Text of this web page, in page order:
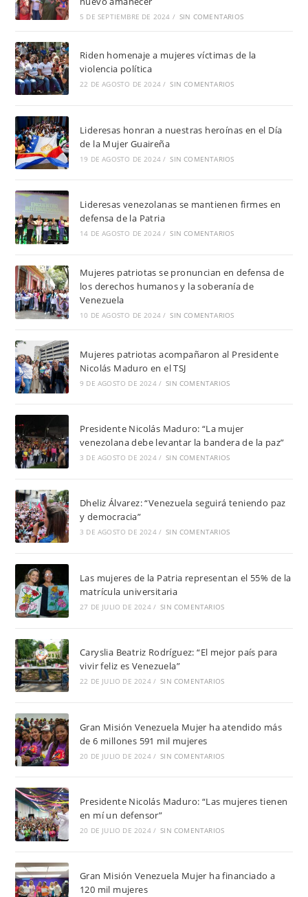
5 DE SEPTIEMBRE DE 2024 / SIN COMENTARIOS
Riden homenaje a mujeres víctimas de la
violencia política
22 DE AGOSTO DE 2024 / SIN COMENTARIOS
Lideresas honran a nuestras heroínas en el Día
de la Mujer Guaireña
19 DE AGOSTO DE 2024 / SIN COMENTARIOS
Lideresas venezolanas se mantienen firmes en
defensa de la Patria
14 DE AGOSTO DE 2024 / SIN COMENTARIOS
Mujeres patriotas se pronuncian en defensa de
los derechos humanos y la soberanía de
Venezuela
10 DE AGOSTO DE 2024 / SIN COMENTARIOS
Mujeres patriotas acompañaron al Presidente
Nicolás Maduro en el TSJ
9 DE AGOSTO DE 2024 / SIN COMENTARIOS
Presidente Nicolás Maduro: “La mujer
venezolana debe levantar la bandera de la paz”
3 DE AGOSTO DE 2024 / SIN COMENTARIOS
Dheliz Álvarez: “Venezuela seguirá teniendo paz
y democracia”
3 DE AGOSTO DE 2024 / SIN COMENTARIOS
Las mujeres de la Patria representan el 55% de la
matrícula universitaria
27 DE JULIO DE 2024 / SIN COMENTARIOS
Caryslia Beatriz Rodríguez: “El mejor país para
vivir feliz es Venezuela”
22 DE JULIO DE 2024 / SIN COMENTARIOS
Gran Misión Venezuela Mujer ha atendido más
de 6 millones 591 mil mujeres
20 DE JULIO DE 2024 / SIN COMENTARIOS
Presidente Nicolás Maduro: “Las mujeres tienen
en mí un defensor”
20 DE JULIO DE 2024 / SIN COMENTARIOS
Gran Misión Venezuela Mujer ha financiado a
120 mil mujeres